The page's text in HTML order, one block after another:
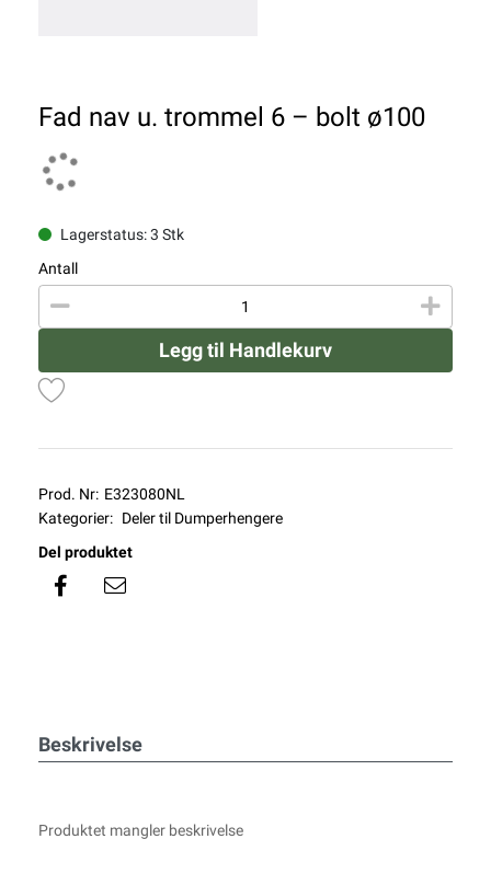
Fad nav u. trommel 6 – bolt ø100
Lagerstatus: 3 Stk
Antall
Legg til Handlekurv
Prod. Nr: E323080NL
Kategorier: Deler til Dumperhengere
Del produktet
Beskrivelse
Produktet mangler beskrivelse